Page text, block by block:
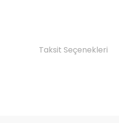
Taksit Seçenekleri